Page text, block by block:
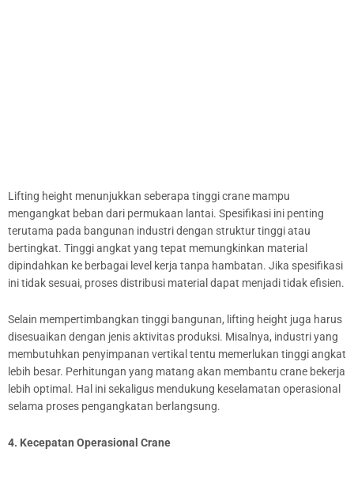
Lifting height menunjukkan seberapa tinggi crane mampu
mengangkat beban dari permukaan lantai. Spesifikasi ini penting
terutama pada bangunan industri dengan struktur tinggi atau
bertingkat. Tinggi angkat yang tepat memungkinkan material
dipindahkan ke berbagai level kerja tanpa hambatan. Jika spesifikasi
ini tidak sesuai, proses distribusi material dapat menjadi tidak efisien.
Selain mempertimbangkan tinggi bangunan, lifting height juga harus
disesuaikan dengan jenis aktivitas produksi. Misalnya, industri yang
membutuhkan penyimpanan vertikal tentu memerlukan tinggi angkat
lebih besar. Perhitungan yang matang akan membantu crane bekerja
lebih optimal. Hal ini sekaligus mendukung keselamatan operasional
selama proses pengangkatan berlangsung.
4. Kecepatan Operasional Crane